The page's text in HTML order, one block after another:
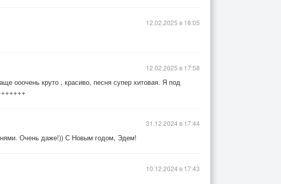
12.02.2025 в 18:05
ооочень круто , красиво, песня супер хитовая. Я под
12.02.2025 в 17:58
Очень даже!)) С Новым годом, Эдем!
31.12.2024 в 17:44
10.12.2024 в 17:43